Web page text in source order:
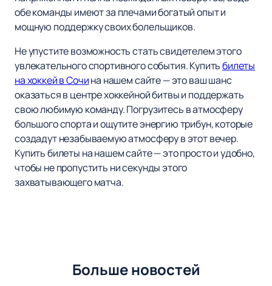
обе команды имеют за плечами богатый опыт и
мощную поддержку своих болельщиков.
Не упустите возможность стать свидетелем этого
увлекательного спортивного события. Купитьбилеты
на хоккей в Сочина нашем сайте — это ваш шанс
оказаться в центре хоккейной битвы и поддержать
свою любимую команду. Погрузитесь в атмосферу
большого спорта и ощутите энергию трибун, которые
создадут незабываемую атмосферу в этот вечер.
Купить билеты на нашем сайте — это просто и удобно,
чтобы не пропустить ни секунды этого
захватывающего матча.
Больше новостей